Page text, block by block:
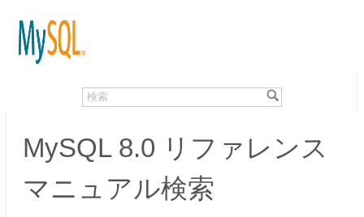
MySQL 8.0 リファレンス
マニュアル検索